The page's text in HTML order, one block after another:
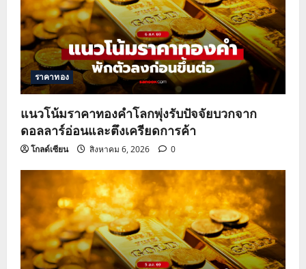
ราคาทอง
แนวโน้มราคาทองคำโลกพุ่งรับปัจจัยบวกจาก
ดอลลาร์อ่อนและตึงเครียดการค้า
โกลด์เซียน สิงหาคม 6, 2026 0